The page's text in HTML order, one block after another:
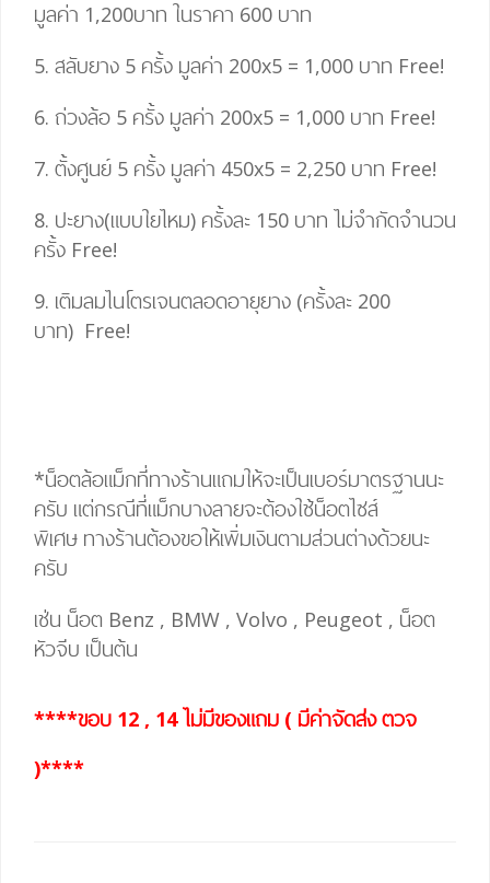
มูลค่า 1,200บาท ในราคา 600 บาท
5. สลับยาง 5 ครั้ง มูลค่า 200x5 = 1,000 บาท Free!
6. ถ่วงล้อ 5 ครั้ง มูลค่า 200x5 = 1,000 บาท Free!
7. ตั้งศูนย์ 5 ครั้ง มูลค่า 450x5 = 2,250 บาท Free!
8. ปะยาง(แบบใยไหม) ครั้งละ 150 บาท ไม่จำกัดจำนวน
ครั้ง Free!
9. เติมลมไนโตรเจนตลอดอายุยาง (ครั้งละ 200
บาท) Free!
*น็อตล้อแม็กที่ทางร้านแถมให้จะเป็นเบอร์มาตรฐานนะ
ครับ แต่กรณีที่แม็กบางลายจะต้องใช้น็อตไซส์
พิเศษ ทางร้านต้องขอให้เพิ่มเงินตามส่วนต่างด้วยนะ
ครับ
เช่น น็อต Benz , BMW , Volvo , Peugeot , น็อต
หัวจีบ เป็นต้น
****ขอบ 12 , 14 ไม่มีของแถม ( มีค่าจัดส่ง ตวจ
)****